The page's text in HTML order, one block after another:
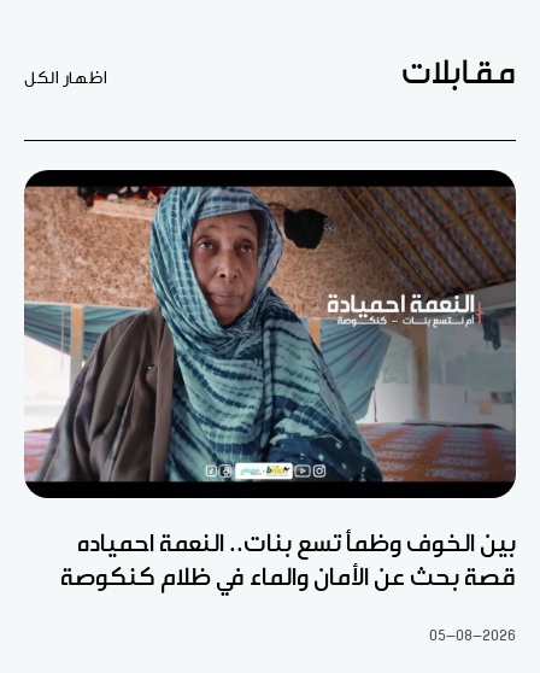
مقابلات اظهار الكل
بين الخوف وظمأ تسع بنات.. النعمة احمياده
قصة بحث عن الأمان والماء في ظلام كنكوصة
05-08-2026